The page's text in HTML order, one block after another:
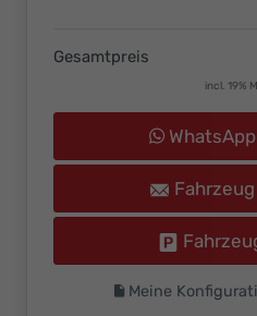
Gesamtpreis
incl. 19%
Meine